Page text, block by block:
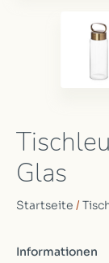
Glas
Startseite /
Informationen